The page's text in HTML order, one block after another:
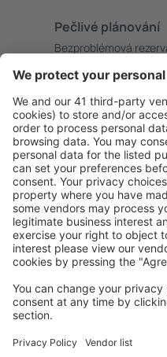
Pečlivé plánování
Bezproblémová
S námi ušetříte
Atraktivní ceny a
uživatele.
Ubytování dle
Vyberte si z více než
apartmánů, chat a
Hotely ve Spojených